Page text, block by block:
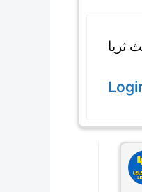
ثریا